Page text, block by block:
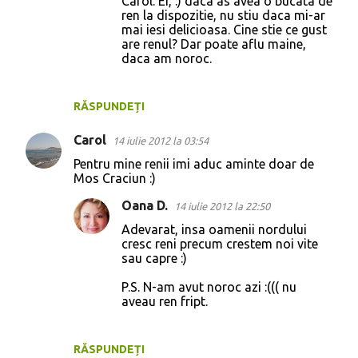
RĂSPUNDEȚI
ren la dispozitie, nu stiu daca mi-ar
mai iesi delicioasa. Cine stie ce gust
are renul? Dar poate aflu maine,
daca am noroc.
Carol 14 iulie 2012 la 03:54
Pentru mine renii imi aduc aminte doar de
Mos Craciun :)
RĂSPUNDEȚI
Oana D. 14 iulie 2012 la 22:50
Adevarat, insa oamenii nordului
cresc reni precum crestem noi vite
sau capre :)
P.S. N-am avut noroc azi :((( nu
aveau ren fript.